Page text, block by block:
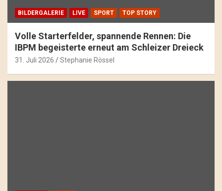
BILDERGALERIE LIVE SPORT TOP STORY
Volle Starterfelder, spannende Rennen: Die
IBPM begeisterte erneut am Schleizer Dreieck
31. Juli 2026 Stephanie Rössel